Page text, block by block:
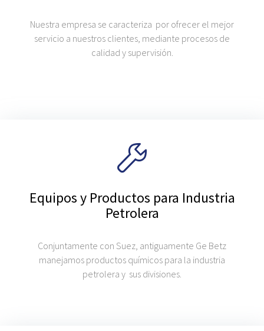
Nuestra empresa se caracteriza por ofrecer el mejor
servicio a nuestros clientes, mediante procesos de
calidad y supervisión.
Equipos y Productos para Industria
Petrolera
Conjuntamente con Suez, antiguamente Ge Betz
manejamos productos químicos para la industria
petrolera y sus divisiones.